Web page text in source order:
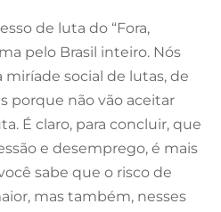
de luta do “Fora,
pelo Brasil inteiro. Nós
social de lutas, de
porque não vão aceitar
É claro, para concluir, que
e desemprego, é mais
sabe que o risco de
mas também, nesses